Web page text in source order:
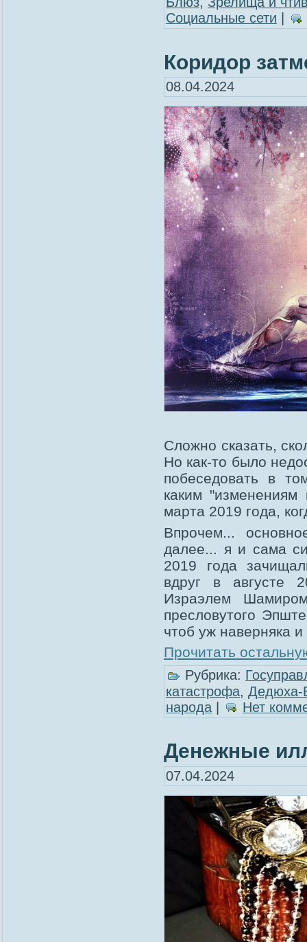
Социальные сети
Коридор
08.04.2024
Сложно сказать,
Но как-то было
побеседовать в
каким
марта 2019 года,
Впрочем...
далее... я и сама
2019 года
вдруг в августе
Израэлем
пресловутого
чтоб уж наверняка
Прочитать
Рубрика:
катастрофа, Дедюха-
народа | Нет
Денежные
07.04.2024